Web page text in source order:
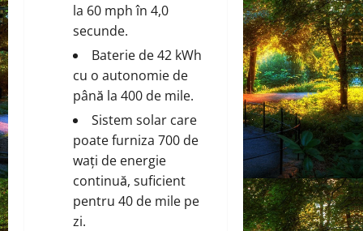
la 60 mph în 4,0
secunde.
Baterie de 42 kWh
cu o autonomie de
până la 400 de mile.
Sistem solar care
poate furniza 700 de
wați de energie
continuă, suficient
pentru 40 de mile pe
zi.